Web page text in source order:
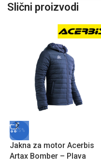
Slični proizvodi
-15%
Jakna za motor Acerbis
Artax Bomber – Plava